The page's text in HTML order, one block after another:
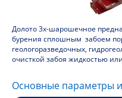
Долото 3х-шарошечное
бурения сплошным забоем
геологоразведочных,
очисткой забоя жидкостью
Основные параметры